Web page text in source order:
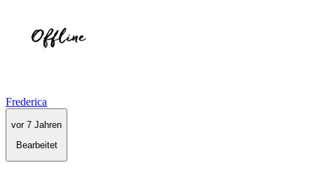
Frederica
vor 7 Jahren
Bearbeitet